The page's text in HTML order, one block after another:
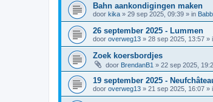
Bahn aankondigingen maken
door kika » 29 sep 2025, 09:39 » in
26 september 2025 - Lummen
door overweg13 » 28 sep 2025, 13:57 »
Zoek koersbordjes
door BrendanB1 » 22 sep 2025,
19 september 2025 -
door overweg13 » 21 sep 2025, 16:07 »